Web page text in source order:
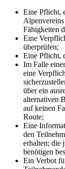
Eine Pflicht,
Fähigkeiten
Eine
überprüfen;
Eine Pflicht,
Im Falle
eine
über ein
alternativen
auf keinen
Route;
Eine
den
erhalten; die
benötigen
Ein Verbot